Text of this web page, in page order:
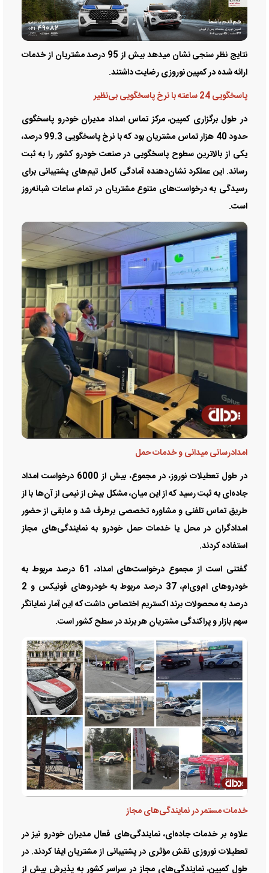
نتایج نظر سنجی نشان میدهد بیش از 95 درصد مشتریان از خدمات
ارائه شده در کمپین نوروزی رضایت داشتند.
پاسخگویی 24 ساعته با نرخ پاسخگویی بی‌نظیر
در طول برگزاری کمپین، مرکز تماس امداد مدیران خودرو پاسخگوی
حدود 40 هزار تماس مشتریان بود که با نرخ پاسخگویی 99.3 درصد،
یکی از بالاترین سطوح پاسخگویی در صنعت خودرو کشور را به ثبت
رساند. این عملکرد نشان‌دهنده آمادگی کامل تیم‌های پشتیبانی برای
رسیدگی به درخواست‌های متنوع مشتریان در تمام ساعات شبانه‌روز
است.
امدادرسانی میدانی و خدمات حمل
در طول تعطیلات نوروز، در مجموع، بیش از 6000 درخواست امداد
جاده‌ای به ثبت رسید که از این میان، مشکل بیش از نیمی از آن‌ها با از
طریق تماس تلفنی و مشاوره تخصصی برطرف شد و مابقی از حضور
امدادگران در محل یا خدمات حمل خودرو به نمایندگی‌های مجاز
استفاده کردند.
گفتنی است از مجموع درخواست‌های امداد، 61 درصد مربوط به
خودروهای ام‌وی‌ام، 37 درصد مربوط به خودروهای فونیکس و 2
درصد به محصولات برند اکستریم اختصاص داشت که این آمار نمایانگر
سهم بازار و پراکندگی مشتریان هر برند در سطح کشور است.
خدمات مستمر در نمایندگی‌های مجاز
علاوه بر خدمات جاده‌ای، نمایندگی‌های فعال مدیران خودرو نیز در
تعطیلات نوروزی نقش مؤثری در پشتیبانی از مشتریان ایفا کردند. در
طول کمپین، نمایندگی‌های مجاز در سراسر کشور به پذیرش بیش از